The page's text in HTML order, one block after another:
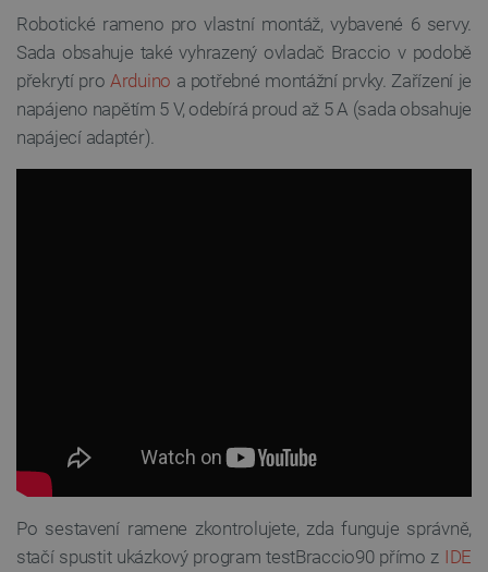
Robotické rameno pro vlastní montáž, vybavené 6 servy.
Sada obsahuje také vyhrazený ovladač Braccio v podobě
překrytí pro Arduino a potřebné montážní prvky. Zařízení je
napájeno napětím 5 V, odebírá proud až 5 A (sada obsahuje
napájecí adaptér).
Po sestavení ramene zkontrolujete, zda funguje správně,
stačí spustit ukázkový program testBraccio90 přímo z IDE